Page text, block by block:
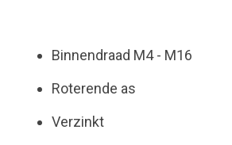
Binnendraad M4 - M16
Roterende as
Verzinkt